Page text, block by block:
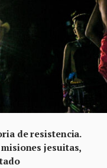
de resistencia.
jesuitas,